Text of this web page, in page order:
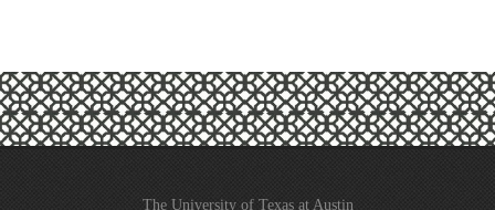
The University of Texas at Austin